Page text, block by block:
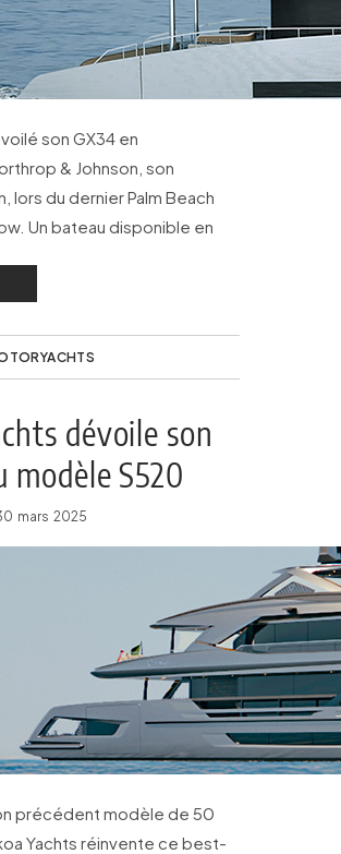
son GX34 en
& Johnson, son
lors du dernier Palm Beach
Un bateau disponible en
dévoile son
modèle S520
mars 2025
précédent modèle de 50
Yachts réinvente ce best-